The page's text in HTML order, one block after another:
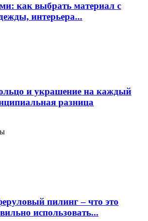
как выбрать материал с
интерьера...
и украшение на каждый
разница
пилинг – что это
использовать...